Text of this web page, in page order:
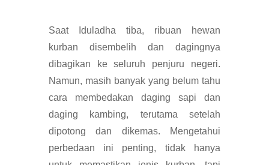
Saat Iduladha tiba, ribuan hewan
kurban disembelih dan dagingnya
dibagikan ke seluruh penjuru negeri.
Namun, masih banyak yang belum tahu
cara membedakan daging sapi dan
daging kambing, terutama setelah
dipotong dan dikemas. Mengetahui
perbedaan ini penting, tidak hanya